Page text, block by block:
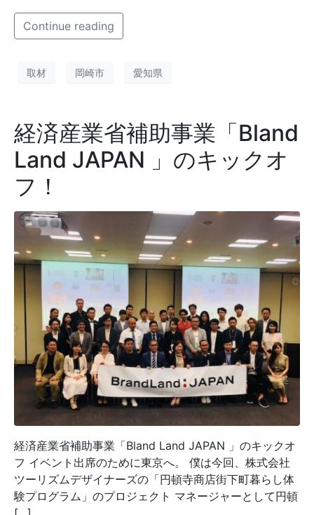
Continue reading
取材 岡崎市 愛知県
経済産業省補助事業「Bland
Land JAPAN 」のキックオ
フ！
経済産業省補助事業「Bland Land JAPAN 」のキックオ
フ イベント出席のために東京へ。 僕は今回、株式会社
ツーリズムデザイナーズの「円頓寺商店街下町暮らし体
験プログラム」のプロジェクト マネージャーとして円頓